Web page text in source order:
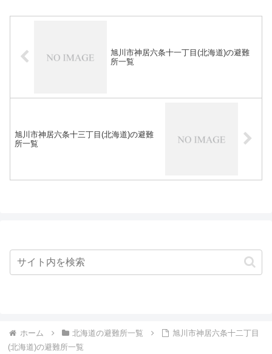
旭川市神居六条十一丁目(北海道)の避難
所一覧
旭川市神居六条十三丁目(北海道)の避難
所一覧
ホーム 北海道の避難所一覧
旭川市神居六条十二丁目
(北海道)の避難所一覧